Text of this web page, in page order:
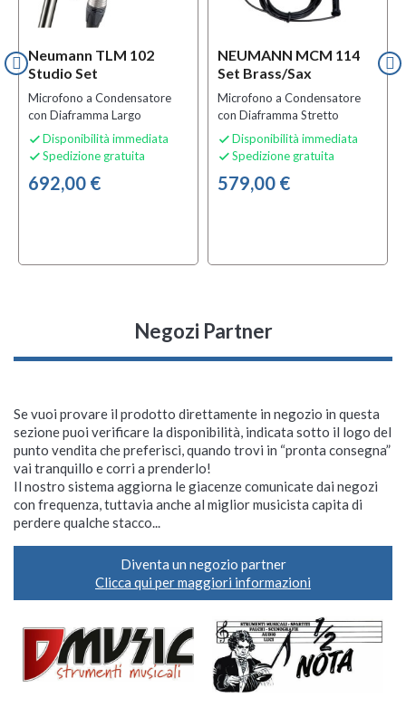
Neumann TLM 102
Studio Set
Microfono a Condensatore
con Diaframma Largo
 Disponibilità immediata
 Spedizione gratuita
692,00 €
NEUMANN MCM 114
Set Brass/Sax
Microfono a Condensatore
con Diaframma Stretto
 Disponibilità immediata
 Spedizione gratuita
579,00 €
Negozi Partner
Se vuoi provare il prodotto direttamente in negozio in questa
sezione puoi verificare la disponibilità, indicata sotto il logo del
punto vendita che preferisci, quando trovi in “pronta consegna”
vai tranquillo e corri a prenderlo!
Il nostro sistema aggiorna le giacenze comunicate dai negozi
con frequenza, tuttavia anche al miglior musicista capita di
perdere qualche stacco...
Diventa un negozio partner
Clicca qui per maggiori informazioni